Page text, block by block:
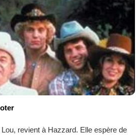
revient à Hazzard. Elle espère de